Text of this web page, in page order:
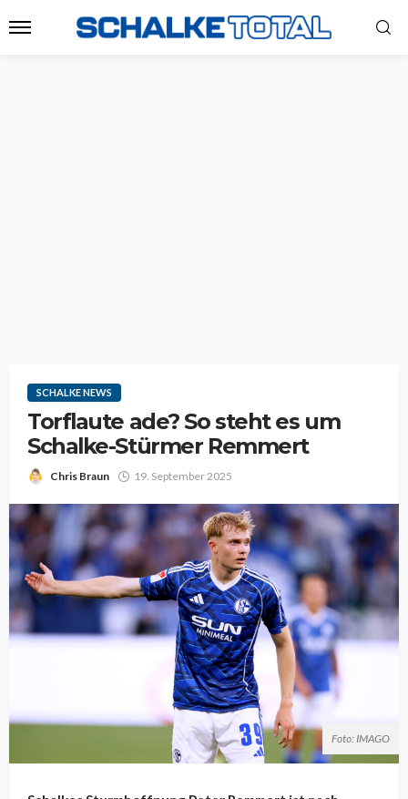
SCHALKE NEWS
Torflaute ade? So steht es um
Schalke-Stürmer Remmert
Chris Braun 19. September 2025
Foto: IMAGO